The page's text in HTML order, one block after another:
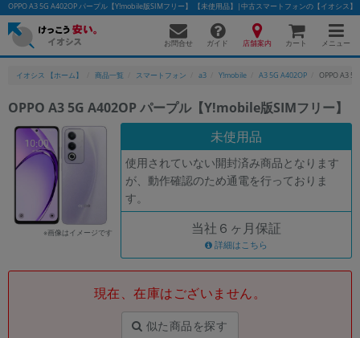
OPPO A3 5G A402OP パープル【Y!mobile版SIMフリー】 【未使用品】|中古スマートフォンの【イオシス】
お問合せ ガイド 店舗案内 カート メニュー
イオシス 【ホーム】 商品一覧 スマートフォン a3 Y!mobile A3 5G A402OP OPPO A3
OPPO A3 5G A402OP パープル【Y!mobile版SIMフリー】
※画像はイメージです
未使用品
使用されていない開封済み商品となります
が、動作確認のため通電を行っておりま
す。
当社６ヶ月保証
詳細はこちら
現在、在庫はございません。
似た商品を探す
かんたんパソコン検索に切り替える
フリーワード
除外ワード
カテゴリー
商品ジャンルの絞り込み
「スマートフォン」「タブレット」など